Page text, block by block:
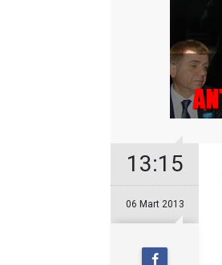
13:15
06 Mart 2013